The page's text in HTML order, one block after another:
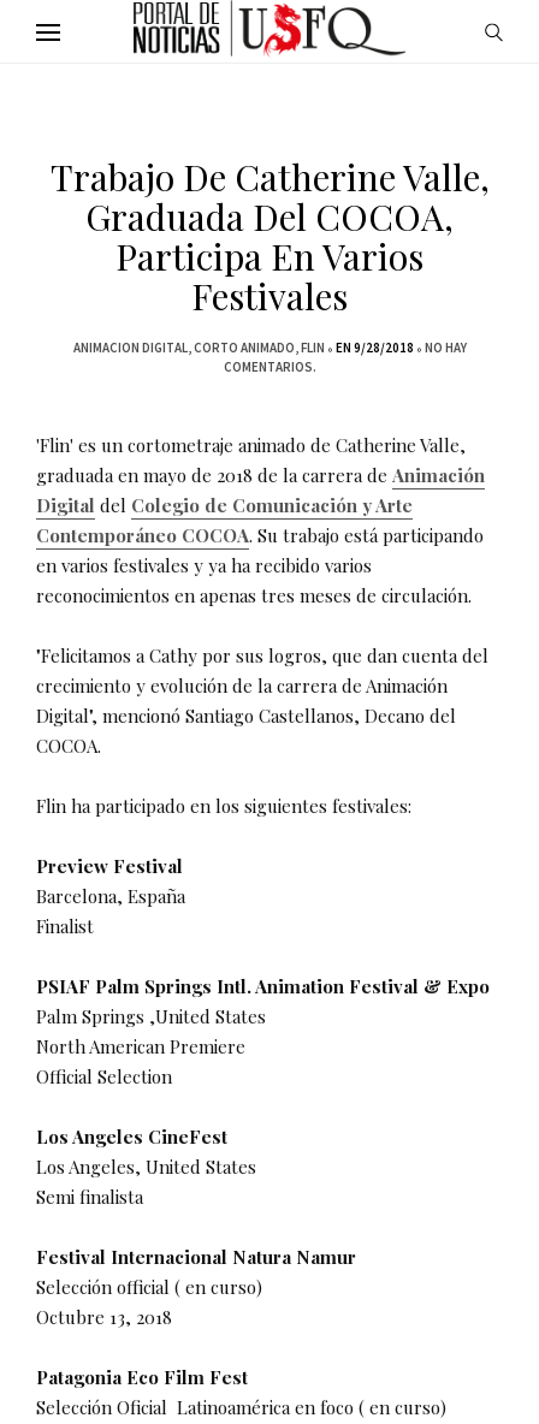
Trabajo De Catherine Valle,
Graduada Del COCOA,
Participa En Varios
Festivales
ANIMACION DIGITAL CORTO ANIMADO FLIN EN 9/28/2018
NO HAY
COMENTARIOS.
'Flin' es un cortometraje animado de Catherine Valle,
graduada en mayo de 2018 de la carrera de Animación
Digital del Colegio de Comunicación y Arte
Contemporáneo COCOA. Su trabajo está participando
en varios festivales y ya ha recibido varios
reconocimientos en apenas tres meses de circulación.
"Felicitamos a Cathy por sus logros, que dan cuenta del
crecimiento y evolución de la carrera de Animación
Digital", mencionó Santiago Castellanos, Decano del
COCOA.
Flin ha participado en los siguientes festivales:
Preview Festival
Barcelona, España
Finalist
PSIAF Palm Springs Intl. Animation Festival & Expo
Palm Springs ,United States
North American Premiere
Official Selection
Los Angeles CineFest
Los Angeles, United States
Semi finalista
Festival Internacional Natura Namur
Selección official ( en curso)
Octubre 13, 2018
Patagonia Eco Film Fest
Selección Oficial Latinoamérica en foco ( en curso)